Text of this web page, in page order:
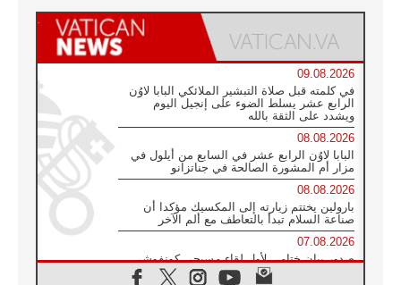
09.08.2026
في كلمته قبل صلاة التبشير الملائكي البابا لاوُن
الرابع عشر يسلط الضوء على إنجيل اليوم
ويشدد على الثقة بالله
08.08.2026
البابا لاوُن الرابع عشر في السابع من أيلول في
مزار أم المشورة الصالحة في جناتزانو
08.08.2026
بارولين يختتم زيارته إلى المكسيك مؤكدا أن
صناعة السلام تبدأ بالتعاطف مع ألم الآخر
07.08.2026
صدور بيان ختامي لأول لقاء مسيحي كونفوشي
بمشاركة الدائرة الفاتيكانية للحوار بين الأديان